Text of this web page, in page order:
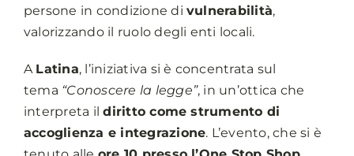
persone in condizione di vulnerabilità,
valorizzando il ruolo degli enti locali.
A Latina, l’iniziativa si è concentrata sul
tema “Conoscere la legge”, in un’ottica che
interpreta ildiritto come strumento di
accoglienza e integrazione. L’evento, che si è